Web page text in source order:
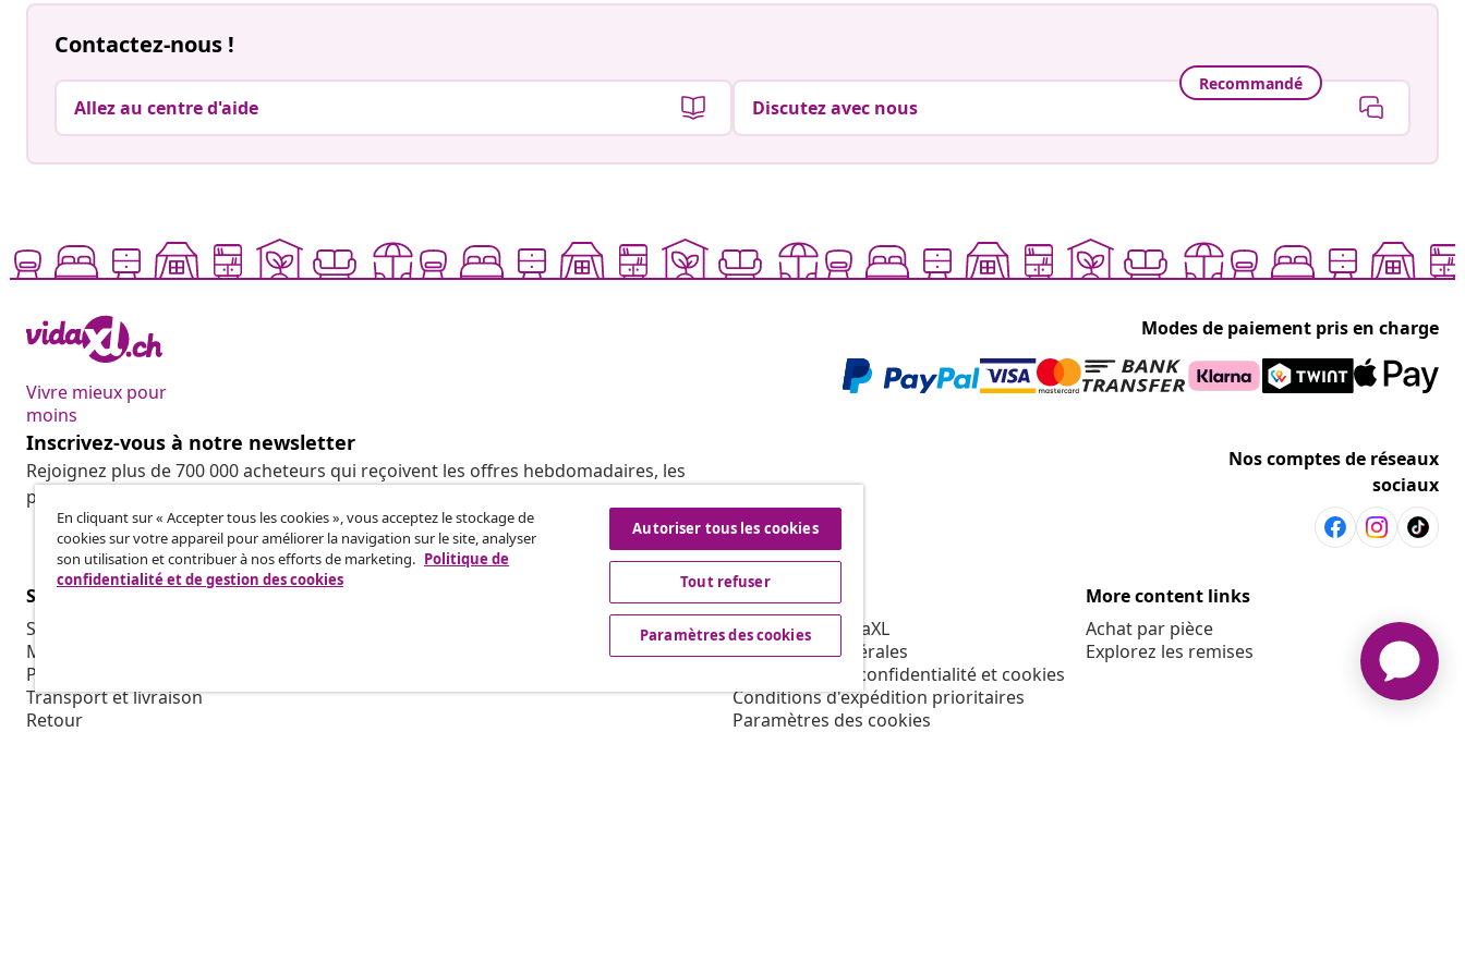
Contactez-nous !
Allez au centre d'aide
Recommandé
Discutez avec nous
Vivre mieux pour
moins
Modes de paiement pris en charge
Inscrivez-vous à notre newsletter
Rejoignez plus de 700 000 acheteurs qui reçoivent les offres hebdomadaires, les
promotions saisonnières et les nouveautés de vidaXL.
Nos comptes de réseaux
sociaux
Service Clients
Suivez votre commande
Mon compte
Paiement
Transport et livraison
Retour
vidaXL
À propos de vidaXL
Conditions générales
Déclaration de confidentialité et cookies
Conditions d'expédition prioritaires
Paramètres des cookies
More content links
Achat par pièce
Explorez les remises
En cliquant sur « Accepter tous les cookies », vous acceptez le stockage de
cookies sur votre appareil pour améliorer la navigation sur le site, analyser
son utilisation et contribuer à nos efforts de marketing. Politique de
confidentialité et de gestion des cookies
Autoriser tous les cookies
Tout refuser
Paramètres des cookies